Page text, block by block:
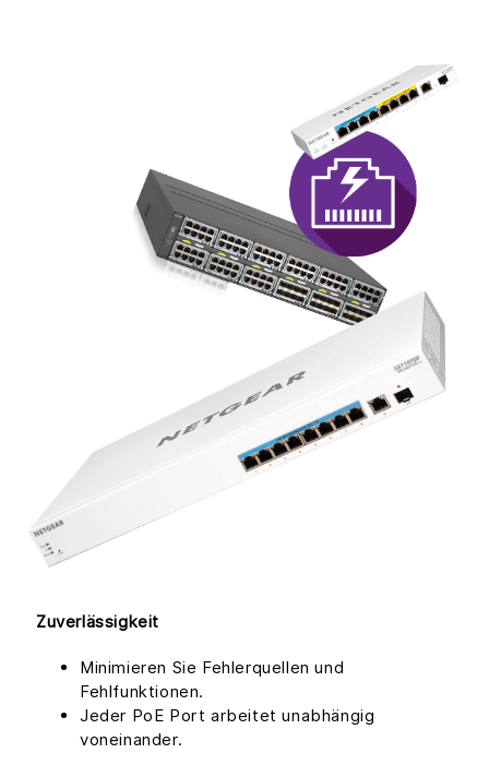
Zuverlässigkeit
Minimieren Sie Fehlerquellen und
Fehlfunktionen.
Jeder PoE Port arbeitet unabhängig
voneinander.